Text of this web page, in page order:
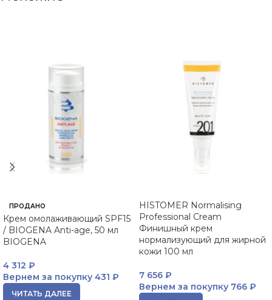
ПРОДАНО
Крем омолаживающий SPF15
/ BIOGENA Anti-age, 50 мл
BIOGENA
4 312 ₽
Вернем за покупку 431 ₽
ЧИТАТЬ ДАЛЕЕ
HISTOMER Normalising
Professional Cream
Финишный крем
нормализующий для жирной
кожи 100 мл
7 656 ₽
Вернем за покупку 766 ₽